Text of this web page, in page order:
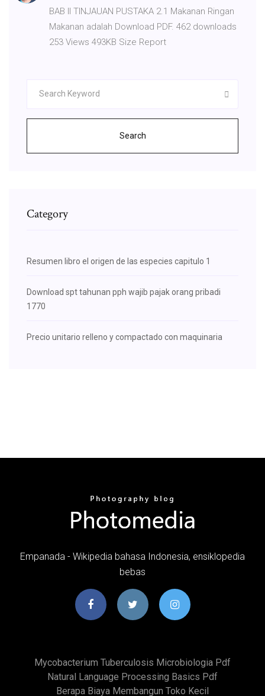
BAB II TINJAUAN PUSTAKA 2.1 Makanan Ringan
Makanan adalah Download PDF. 462 downloads
253 Views 493KB Size Report
Search
Category
Resumen libro el origen de las especies capitulo 1
Download spt tahunan pph wajib pajak orang pribadi
1770
Precio unitario relleno y compactado con maquinaria
Empanada - Wikipedia bahasa Indonesia, ensiklopedia
bebas
Mycobacterium Tuberculosis Microbiologia Pdf
Natural Language Processing Basics Pdf
Berapa Biaya Membangun Toko Kecil